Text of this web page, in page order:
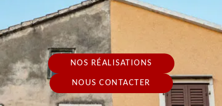
NOS RÉALISATIONS
NOUS CONTACTER